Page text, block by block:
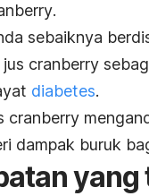
.
sebaiknya
cranberry
diabetes.
cranberry
dampak buruk
yang